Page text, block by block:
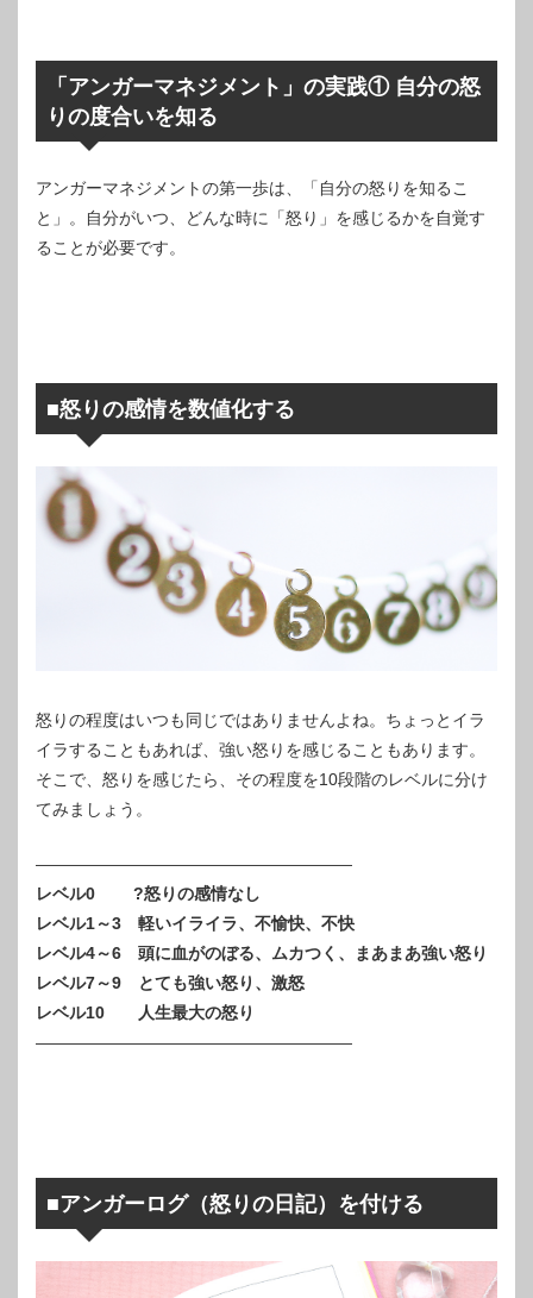
「アンガーマネジメント」の実践① 自分の怒
りの度合いを知る
アンガーマネジメントの第一歩は、「自分の怒りを知るこ
と」。自分がいつ、どんな時に「怒り」を感じるかを自覚す
ることが必要です。
■怒りの感情を数値化する
怒りの程度はいつも同じではありませんよね。ちょっとイラ
イラすることもあれば、強い怒りを感じることもあります。
そこで、怒りを感じたら、その程度を10段階のレベルに分け
てみましょう。
———————————————————
レベル0 ?怒りの感情なし
レベル1～3 軽いイライラ、不愉快、不快
レベル4～6 頭に血がのぼる、ムカつく、まあまあ強い怒り
レベル7～9 とても強い怒り、激怒
レベル10 人生最大の怒り
———————————————————
■アンガーログ（怒りの日記）を付ける